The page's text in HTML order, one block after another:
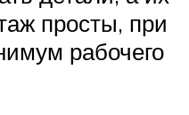
просты, при
рабочего